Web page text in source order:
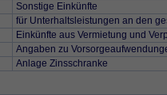
Sonstige Einkünfte
für Unterhaltsleistungen an den
Einkünfte aus Vermietung und
Angaben zu
Anlage Zinsschranke